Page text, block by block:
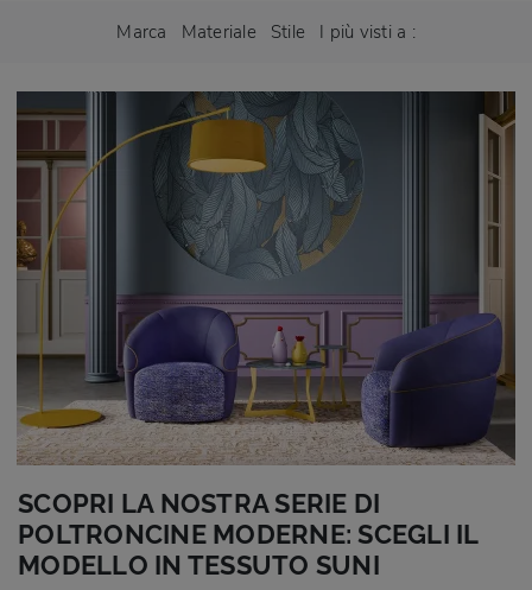
Marca Materiale Stile I più visti a :
SCOPRI LA NOSTRA SERIE DI
POLTRONCINE MODERNE: SCEGLI IL
MODELLO IN TESSUTO SUNI